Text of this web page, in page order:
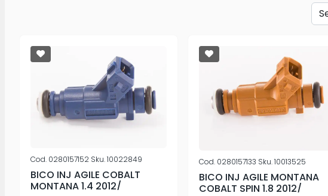
Cod. 0280157152 Sku.10022849
BICO INJ AGILE COBALT
MONTANA 1.4 2012/
Cod. 0280157133 Sku.10013525
BICO INJ AGILE MONTANA
COBALT SPIN 1.8 2012/